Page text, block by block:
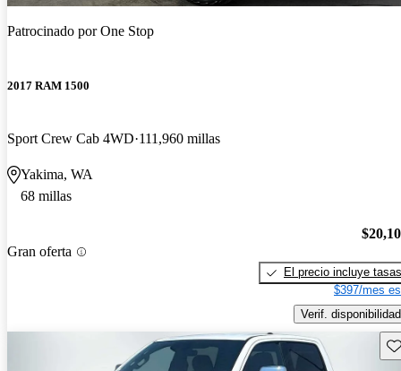
Patrocinado porOne Stop
2017 RAM 1500
Sport Crew Cab 4WD 111,960 millas
Yakima, WA
68 millas
Gran oferta
El precio incluye tasas
$397/mes
Verif. disponibilidad